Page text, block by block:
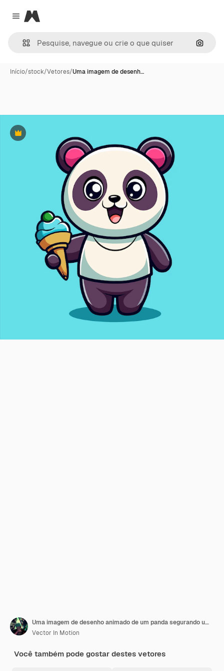
Close menu
Magnific
Início/stock/Vetores/Uma imagem de desenh…
Premium
Uma imagem de desenho animado de um panda segurando um cone de sorvete
Vector In Motion
Você também pode gostar destes vetores